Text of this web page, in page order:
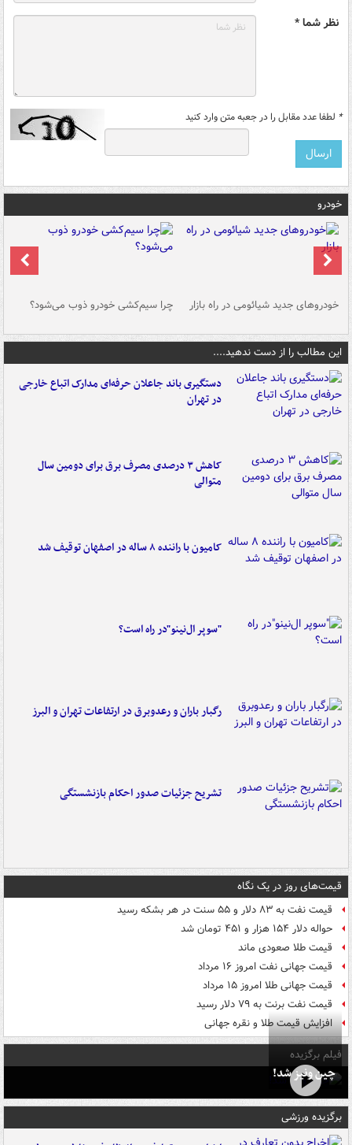
نظر شما *
* لطفا عدد مقابل را در جعبه متن وارد کنید
خودرو
خودروهای جدید شیائومی در راه بازار چرا سیم‌کشی خودرو ذوب می‌شود؟
این مطالب را از دست ندهید....
دستگیری باند جاعلان حرفه‌ای مدارک اتباع خارجی
در تهران
کاهش ۳ درصدی مصرف برق برای دومین سال
متوالی
کامیون با راننده ۸ ساله در اصفهان توقیف شد
"سوپر ال‌نینو"در راه است؟
رگبار باران و رعدوبرق در ارتفاعات تهران و البرز
تشریح جزئیات صدور احکام بازنشستگی
قیمت‌های روز در یک نگاه
قیمت نفت به ۸۳ دلار و ۵۵ سنت در هر بشکه رسید
حواله دلار ۱۵۴ هزار و ۴۵۱ تومان شد
قیمت طلا صعودی ماند
قیمت جهانی نفت امروز ۱۶ مرداد
قیمت جهانی طلا امروز ۱۵ مرداد
قیمت نفت برنت به ۷۹ دلار رسید
افزایش قیمت طلا و نقره جهانی
فیلم برگزیده
چین ونیز شد!
برگزیده ورزشی